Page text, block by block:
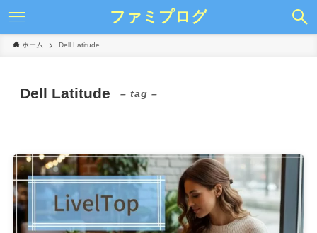
ファミプログ
ホーム Dell Latitude
Dell Latitude – tag –